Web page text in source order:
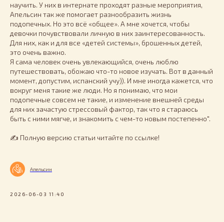
научить. У них в интернате проходят разные мероприятия,
Апельсин так же помогает разнообразить жизнь
подопечных. Но это всё «общее». А мне хочется, чтобы
девочки почувствовали личную в них заинтересованность.
Для них, как и для все «детей системы», брошенных детей,
это очень важно.
Я сама человек очень увлекающийся, очень люблю
путешествовать, обожаю что-то новое изучать. Вот в данный
момент, допустим, испанский учу)). И мне иногда кажется, что
вокруг меня такие же люди. Но я понимаю, что мои
подопечные совсем не такие, и изменение внешней среды
для них зачастую стрессовый фактор, так что я стараюсь
быть с ними мягче, и знакомить с чем-то новым постепенно".
✍️ Полную версию статьи читайте по ссылке!
Апельсин
2026-06-03 11:40